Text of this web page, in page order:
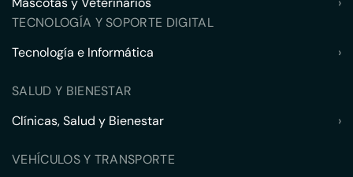
TECNOLOGÍA Y SOPORTE DIGITAL
Tecnología e Informática
›
SALUD Y BIENESTAR
Clínicas, Salud y Bienestar
›
VEHÍCULOS Y TRANSPORTE